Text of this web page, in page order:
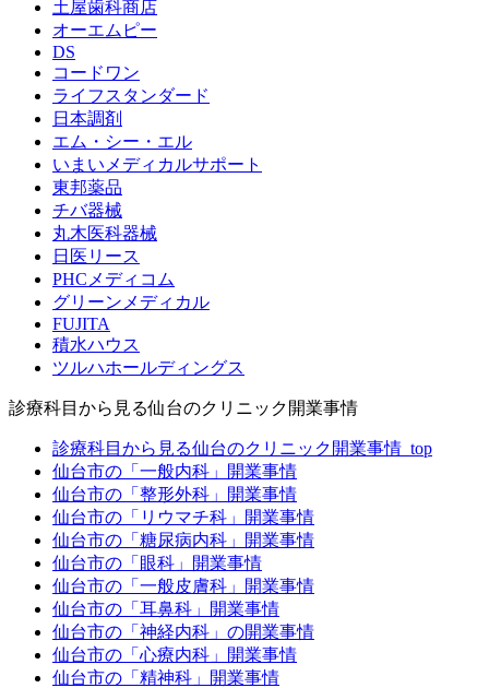
土屋歯科商店
オーエムピー
DS
コードワン
ライフスタンダード
日本調剤
エム・シー・エル
いまいメディカルサポート
東邦薬品
チバ器械
丸木医科器械
日医リース
PHCメディコム
グリーンメディカル
FUJITA
積水ハウス
ツルハホールディングス
診療科目から見る仙台のクリニック開業事情
診療科目から見る仙台のクリニック開業事情_top
仙台市の「一般内科」開業事情
仙台市の「整形外科」開業事情
仙台市の「リウマチ科」開業事情
仙台市の「糖尿病内科」開業事情
仙台市の「眼科」開業事情
仙台市の「一般皮膚科」開業事情
仙台市の「耳鼻科」開業事情
仙台市の「神経内科」の開業事情
仙台市の「心療内科」開業事情
仙台市の「精神科」開業事情